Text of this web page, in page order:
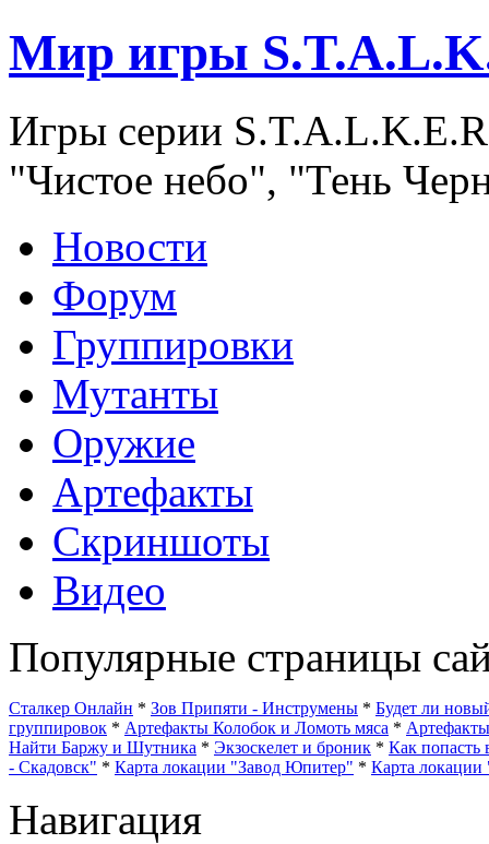
Мир игры
Игры серии
"Чистое небо", "Тень
Новости
Форум
Группировки
Мутанты
Оружие
Артефакты
Скриншоты
Видео
Популярные страницы
Сталкер Онлайн * Зов Припяти - Инструмены * Будет ли
группировок * Артефакты Колобок и Ломоть мяса * Артефакты
Найти Баржу и Шутника * Экзоскелет и броник * Как попасть
- Скадовск" * Карта локации "Завод Юпитер" * Карта
Навигация